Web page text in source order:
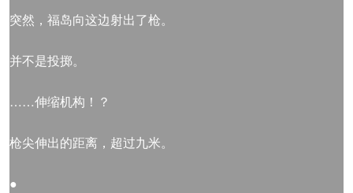
突然，福岛向这边射出了枪。
并不是投掷。
……伸缩机构！？
枪尖伸出的距离，超过九米。
●